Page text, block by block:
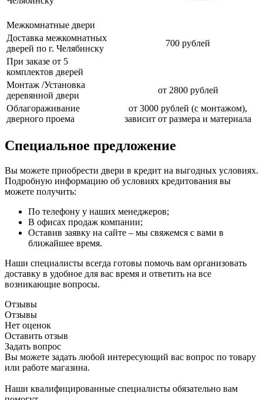
Межкомнатные двери
Доставка межкомнатных
дверей по г. Челябинску
700 рублей
При заказе от 5
комплектов дверей
Монтаж /Установка
деревянной двери
от 2800 рублей
Облагораживание
дверного проема
от 3000 рублей (с монтажом),
зависит от размера и материала
Специальное предложение
Вы можете приобрести двери в кредит на выгодных условиях.
Подробную информацию об условиях кредитования вы
можете получить:
По телефону у наших менеджеров;
В офисах продаж компании;
Оставив заявку на сайте – мы свяжемся с вами в
ближайшее время.
Наши специалисты всегда готовы помочь вам организовать
доставку в удобное для вас время и ответить на все
возникающие вопросы.
Отзывы
Отзывы
Нет оценок
Оставить отзыв
Задать вопрос
Вы можете задать любой интересующий вас вопрос по товару
или работе магазина.
Наши квалифицированные специалисты обязательно вам